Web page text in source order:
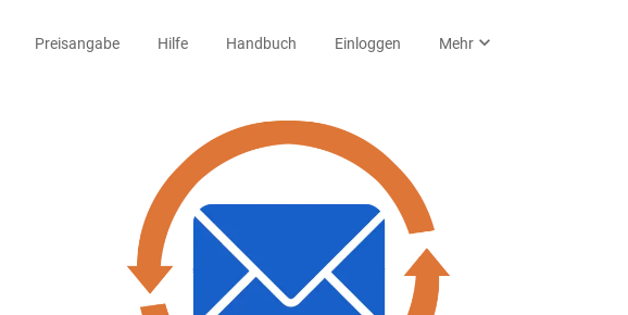
Preisangabe Hilfe Handbuch Einloggen Mehr expand_more